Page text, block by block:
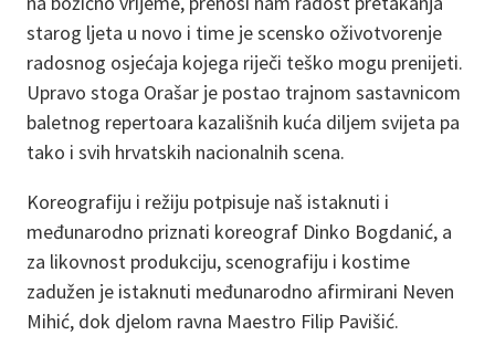
starog ljeta u novo i time je scensko oživotvorenje
radosnog osjećaja kojega riječi teško mogu prenijeti.
Upravo stoga Orašar je postao trajnom sastavnicom
baletnog repertoara kazališnih kuća diljem svijeta pa
tako i svih hrvatskih nacionalnih scena.
Koreografiju i režiju potpisuje naš istaknuti i
međunarodno priznati koreograf Dinko Bogdanić, a
za likovnost produkciju, scenografiju i kostime
zadužen je istaknuti međunarodno afirmirani Neven
Mihić, dok djelom ravna Maestro Filip Pavišić.